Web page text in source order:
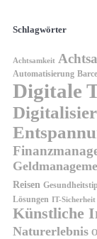
Schlagwörter
Achtsamkeit
Automatisierung
Digitale
Reisen
Lösungen IT-Sicherheit
Künstliche
Naturerlebnis